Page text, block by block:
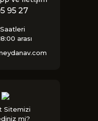
95 27
arası
Sitemizi
mi?